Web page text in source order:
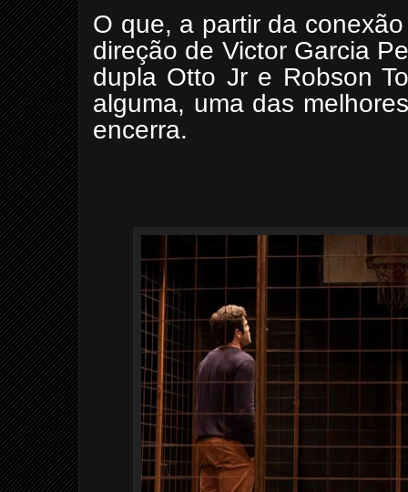
O que, a partir da
direção de Victor Garcia
dupla Otto Jr e Robson
alguma, uma das
encerra.